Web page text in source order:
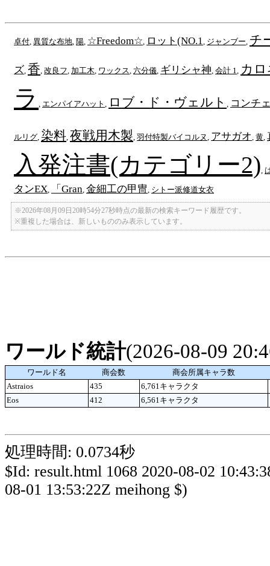
卓付 異質な布地 陽 ☆Freedom☆ ロット(NO.1 ジャンブー チ
ズ 香 改良フ 加工木 ワックス 六分儀 ギリシャ神 会計 1 カ
ラ エンパイアハット ロブ・ド・ヴェルト コンチ
ルリグ 染料 夜戦用木製 羽付特製バイコルヌ アサガオ 黄
入発注書(カテゴリー2)
タンEX 「Gran 金細工の甲冑 シトー派修道女衣
※2026年08月09日20時54分27秒時点の最新の検索キーワード履歴です。
※重複した場合は、新しいもののみ表示しています。
ワールド統計(2026-08-09
ワールド名 商会数
商会所属キャラ数
Astraios
435 6,761キャラクタ
Eos
412 6,561キャラクタ
処理時間: 0.0734秒
$Id: result.html 1068 2020-08-02
08-01 13:53:22Z meihong $)